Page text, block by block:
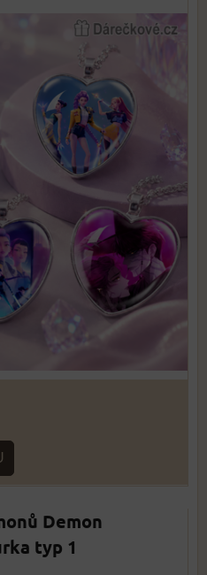
Demon
typ 1